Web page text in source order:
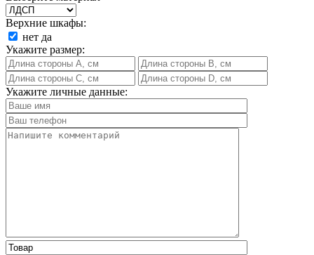
Верхние шкафы:
нет да
Укажите размер:
Укажите личные данные: